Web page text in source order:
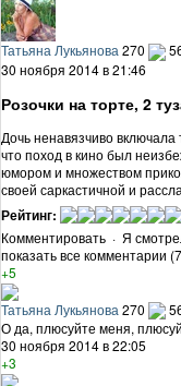
Татьяна Лукьянова 270
30 ноября 2014 в 21:46
Розочки на торте, 2
Дочь ненавязчиво включала
что поход в кино был
юмором и множеством
своей саркастичной и
Рейтинг:
Комментировать · Я
показать все комментарии
+5
Татьяна Лукьянова 270
О да, плюсуйте меня,
30 ноября 2014 в 22:05
+3